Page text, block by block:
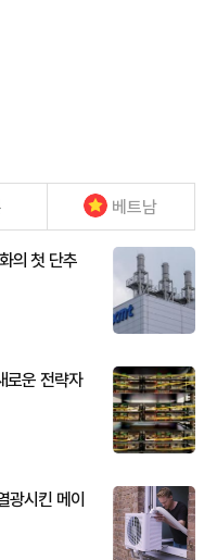
베트남
의 첫 단추
로운 전략자
광시킨 메이